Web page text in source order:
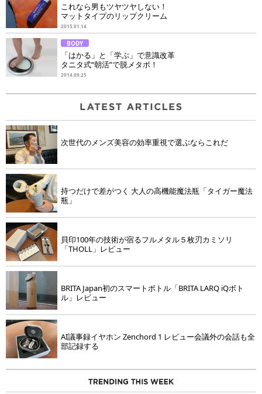
これなら男もツヤツヤしない！
マットタイプのリップクリーム
2015.01.14
BODY
「はかる」と「学ぶ」で意識改革
タニタ式“朝活”で脱メタボ！
2014.09.25
次世代のメンズ美容の効率重視で選ぶならこれだ
持つだけで差がつく 大人の高機能魔法瓶「タイガー魔法
瓶」
貝印100年の技術が宿るフルメタル５枚刃カミソリ
「THOLL」レビュー
BRITA Japan初のスマートボトル「BRITA LARQ iQボト
ル」レビュー
AI議事録イヤホン Zenchord 1 レビュー会議外の会話も全
部記録する